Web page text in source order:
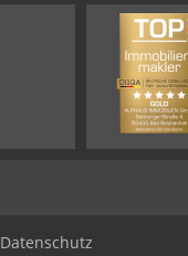
Datenschutz